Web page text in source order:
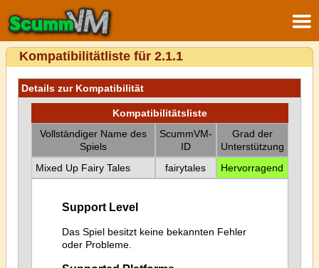
Kompatibilitätliste für 2.1.1
Details zur Kompatibilität
Kompatibilitätsliste
Vollständiger Name des
Spiels
ScummVM-
ID
Grad der
Unterstützung
Mixed Up Fairy Tales
fairytales Hervorragend
Support Level
Das Spiel besitzt keine bekannten Fehler
oder Probleme.